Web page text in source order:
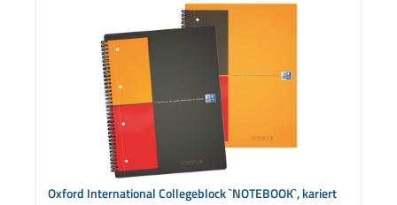
Oxford International Collegeblock `NOTEBOOK`, kariert